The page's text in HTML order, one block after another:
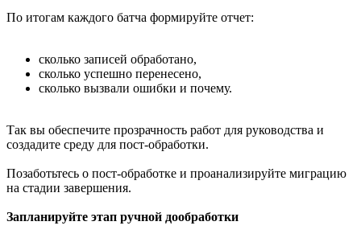
По итогам каждого батча формируйте отчет:
сколько записей обработано,
сколько успешно перенесено,
сколько вызвали ошибки и почему.
Так вы обеспечите прозрачность работ для руководства и
создадите среду для пост-обработки.
Позаботьтесь о пост-обработке и проанализируйте миграцию
на стадии завершения.
Запланируйте этап ручной дообработки